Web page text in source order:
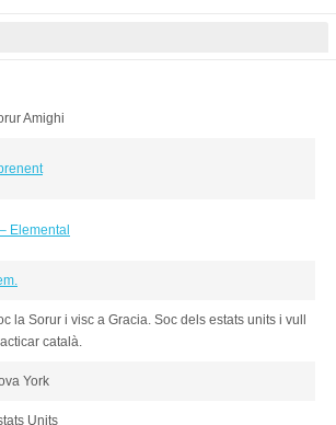
Amighi
Elemental
la Sorur i visc a Gracia. Soc dels estats units i vull
català.
York
Units